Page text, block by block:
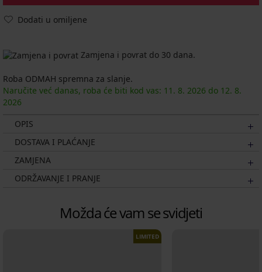
Dodati u omiljene
Zamjena i povrat do 30 dana.
Roba ODMAH spremna za slanje.
Naručite već danas, roba će biti kod vas: 11. 8. 2026 do 12. 8.
2026
OPIS
DOSTAVA I PLAĆANJE
ZAMJENA
ODRŽAVANJE I PRANJE
Možda će vam se svidjeti
LIMITED